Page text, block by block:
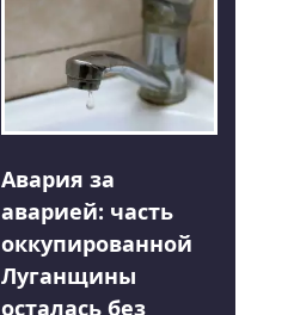
Авария за
аварией: часть
оккупированной
Луганщины
осталась без